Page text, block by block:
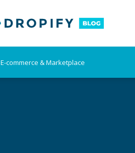
E-commerce & Marketplace